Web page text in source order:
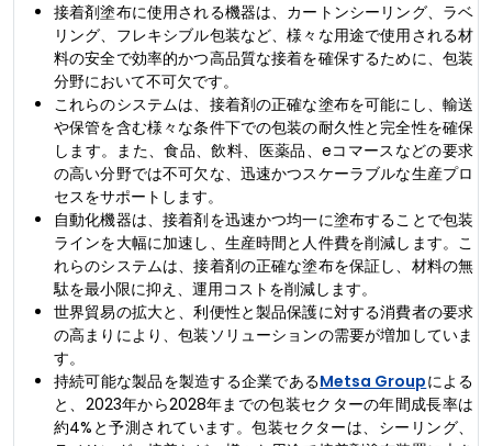
接着剤塗布に使用される機器は、カートンシーリング、ラベ
リング、フレキシブル包装など、様々な用途で使用される材
料の安全で効率的かつ高品質な接着を確保するために、包装
分野において不可欠です。
これらのシステムは、接着剤の正確な塗布を可能にし、輸送
や保管を含む様々な条件下での包装の耐久性と完全性を確保
します。また、食品、飲料、医薬品、eコマースなどの要求
の高い分野では不可欠な、迅速かつスケーラブルな生産プロ
セスをサポートします。
自動化機器は、接着剤を迅速かつ均一に塗布することで包装
ラインを大幅に加速し、生産時間と人件費を削減します。こ
れらのシステムは、接着剤の正確な塗布を保証し、材料の無
駄を最小限に抑え、運用コストを削減します。
世界貿易の拡大と、利便性と製品保護に対する消費者の要求
の高まりにより、包装ソリューションの需要が増加していま
す。
持続可能な製品を製造する企業であるMetsa Groupによる
と、2023年から2028年までの包装セクターの年間成長率は
約4%と予測されています。包装セクターは、シーリング、